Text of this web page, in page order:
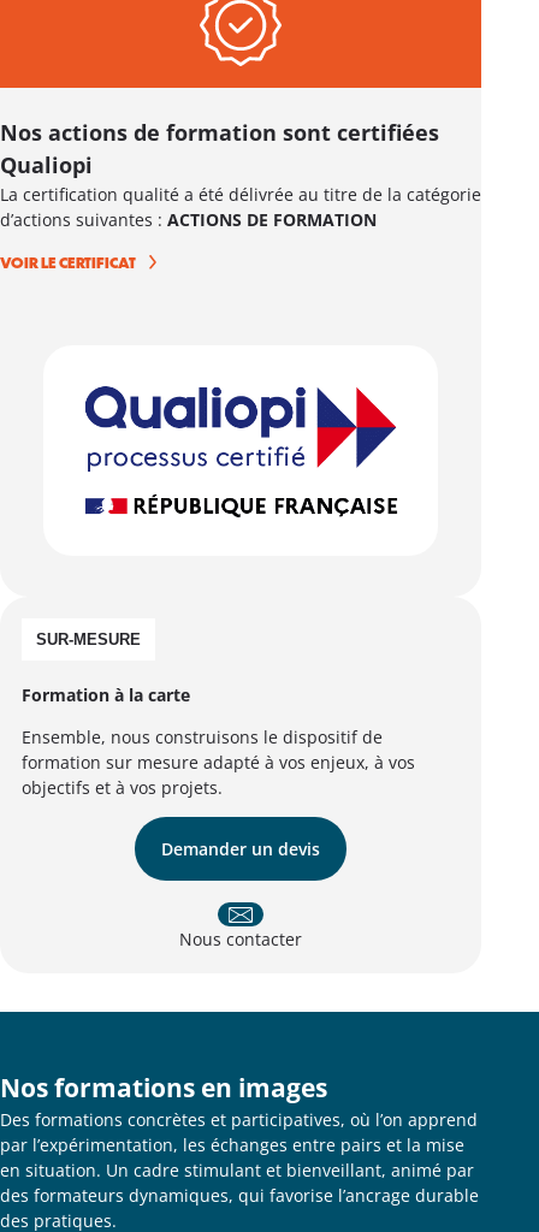
Nos actions de formation sont certifiées
Qualiopi
La certification qualité a été délivrée au titre de la catégorie
d’actions suivantes : ACTIONS DE FORMATION
VOIR LE CERTIFICAT
SUR-MESURE
Formation à la carte
Ensemble, nous construisons le dispositif de
formation sur mesure adapté à vos enjeux, à vos
objectifs et à vos projets.
Demander un devis
Nous contacter
Nos formations en images
Des formations concrètes et participatives, où l’on apprend
par l’expérimentation, les échanges entre pairs et la mise
en situation. Un cadre stimulant et bienveillant, animé par
des formateurs dynamiques, qui favorise l’ancrage durable
des pratiques.